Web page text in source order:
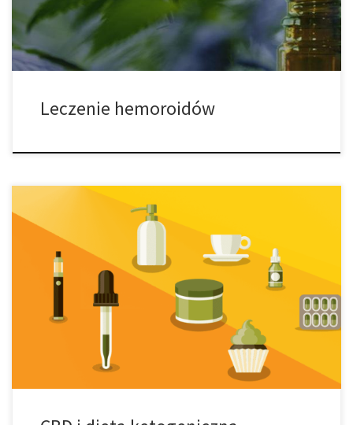
odbytnicy. Hemoroidy są zarówno częstym jak […]
Leczenie hemoroidów
CBD i dieta ketogeniczna: mocne połączenie. CBD i dieta
ketogeniczna są przydatnymi narzędziami dla sportowców,
entuzjastów zdrowia i pacjentów cierpiących na szereg różnych
schorzeń. CBD i dieta ketogeniczna mogą iś dobrze w parze jeśli
chodzi o poprawę stylu życia i zarządzanie doświadczanymi
problemami. Oba narzędzia są centralnym punktem wielu
anegdotycznych […]